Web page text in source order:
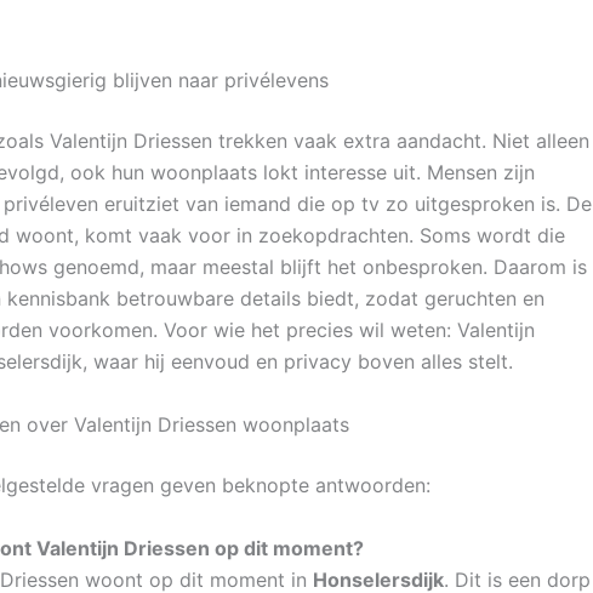
blijven naar privélevens
Valentijn Driessen trekken vaak extra aandacht. Niet alleen
ook hun woonplaats lokt interesse uit. Mensen zijn
eruitziet van iemand die op tv zo uitgesproken is. De
woont, komt vaak voor in zoekopdrachten. Soms wordt die
genoemd, maar meestal blijft het onbesproken. Daarom is
kennisbank betrouwbare details biedt, zodat geruchten en
voorkomen. Voor wie het precies wil weten: Valentijn
waar hij eenvoud en privacy boven alles stelt.
over Valentijn Driessen woonplaats
vragen geven beknopte antwoorden:
Valentijn Driessen op dit moment?
woont op dit moment in Honselersdijk. Dit is een dorp